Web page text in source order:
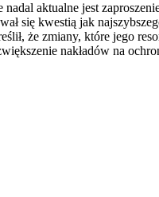
aktualne jest
się kwestią jak
że zmiany, które jego
nakładów na
nowym oknie